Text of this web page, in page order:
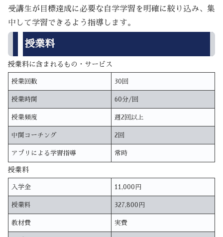
受講生が目標達成に必要な自学学習を明確に絞り込み、集
中して学習できるよう指導します。
授業料
授業料に含まれるもの・サービス
授業回数 30回
授業時間 60分/回
授業頻度 週2回以上
中間コーチング 2回
アプリによる学習指導 常時
授業料
入学金 11,000円
授業料 327,800円
教材費 実費